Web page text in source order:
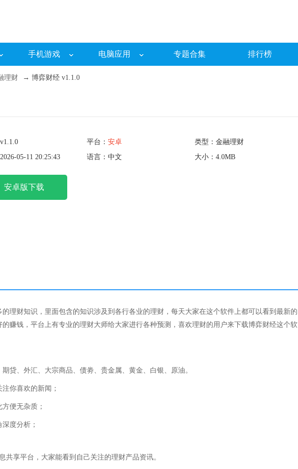
手机游戏 电脑应用 专题合集 排行榜
理财 → 博弈财经 v1.1.0
平台： 安卓
类型：金融理财
05-11 20:25:43
语言：中文 大小：4.0MB
安卓版下载
理财知识，里面包含的知识涉及到各行各业的理财，每天大家在这个软件上都可以看到最新的
赚钱，平台上有专业的理财大师给大家进行各种预测，喜欢理财的用户来下载博弈财经这个软
贷、外汇、大宗商品、债劵、贵金属、黄金、白银、原油。
你喜欢的新闻；
便无杂质；
度分析；
共享平台，大家能看到自己关注的理财产品资讯。